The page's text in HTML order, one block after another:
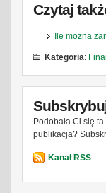
Czytaj
Ile można
Kategoria:
Podobała Ci się ta
publikacja?
Kanał RSS